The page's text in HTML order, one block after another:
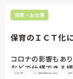
い！！』ストレス
保育・お仕事
保育のＩＣＴ化
コロナの影響もあ
などで仕様できる
ICT 幼稚園教諭